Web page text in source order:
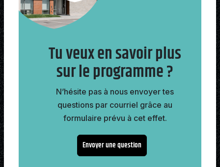
Tu veux en savoir plus
sur le programme ?
N’hésite pas à nous envoyer tes
questions par courriel grâce au
formulaire prévu à cet effet.
Envoyer une question